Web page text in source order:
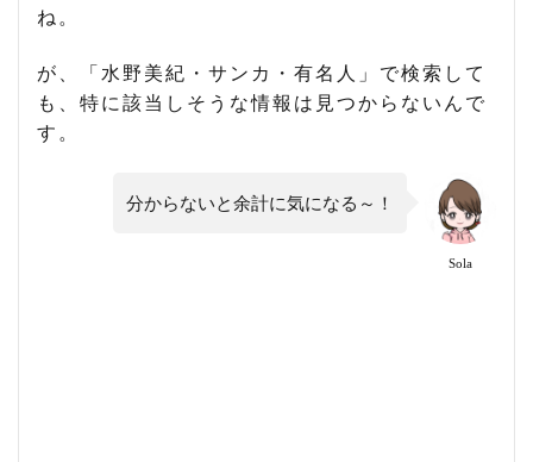
ね。
が、「水野美紀・サンカ・有名人」で検索して
も、特に該当しそうな情報は見つからないんで
す。
Sola
分からないと余計に気になる～！